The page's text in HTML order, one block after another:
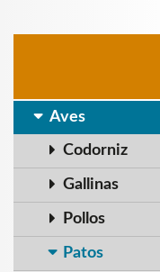
Aves
Codorniz
Gallinas
Pollos
Patos